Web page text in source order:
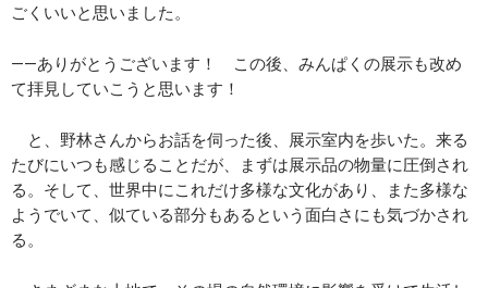
ごくいいと思いました。
――ありがとうございます！ この後、みんぱくの展示も改め
て拝見していこうと思います！
と、野林さんからお話を伺った後、展示室内を歩いた。来る
たびにいつも感じることだが、まずは展示品の物量に圧倒され
る。そして、世界中にこれだけ多様な文化があり、また多様な
ようでいて、似ている部分もあるという面白さにも気づかされ
る。